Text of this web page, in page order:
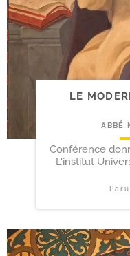
LE
ABBÉ
Conférence
L'institut